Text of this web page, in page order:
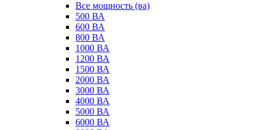
Все мощность (ва)
500 ВА
600 ВА
800 ВА
1000 ВА
1200 ВА
1500 ВА
2000 ВА
3000 ВА
4000 ВА
5000 ВА
6000 ВА